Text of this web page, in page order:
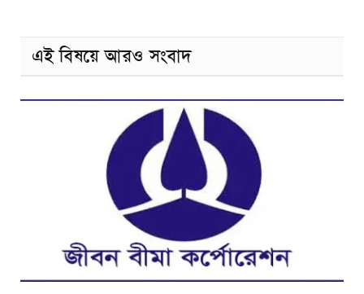
এই বিষয়ে আরও সংবাদ